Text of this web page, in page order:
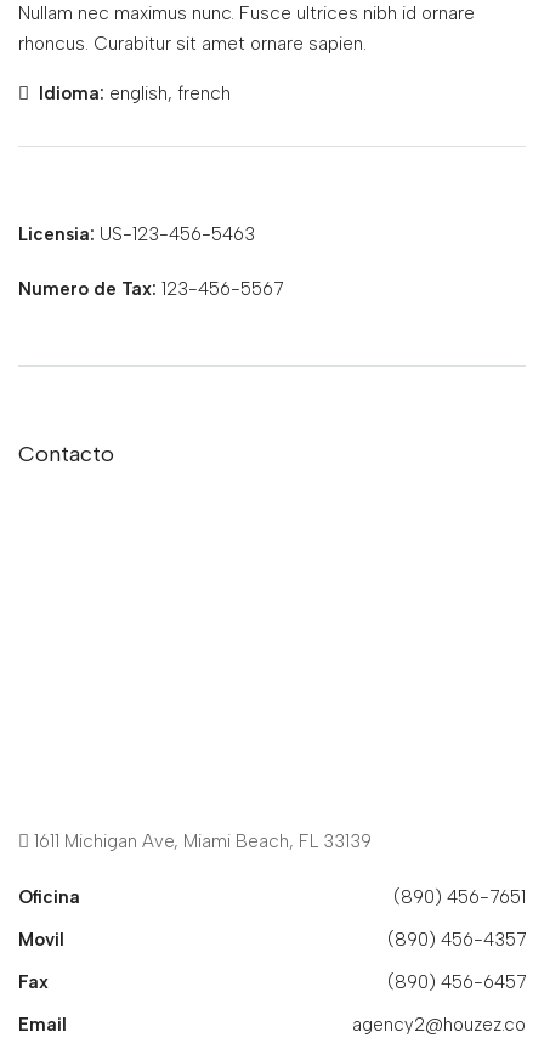
Nullam nec maximus nunc. Fusce ultrices nibh id ornare
rhoncus. Curabitur sit amet ornare sapien.
Idioma: english, french
Licensia: US-123-456-5463
Numero de Tax: 123-456-5567
Contacto
1611 Michigan Ave, Miami Beach, FL 33139
Oficina
(890) 456-7651
Movil
(890) 456-4357
Fax
(890) 456-6457
Email
agency2@houzez.co